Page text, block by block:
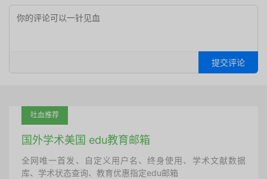
提交评论
吐血推荐
国外学术美国 edu教育邮箱
全网唯一首发、自定义用户名、终身使用、学术文献数据
库、学术状态查询、教育优惠指定edu邮箱